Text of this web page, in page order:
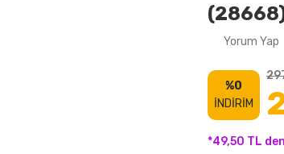
Yorum Yap
%0
İNDİRİM
*49,50 TL